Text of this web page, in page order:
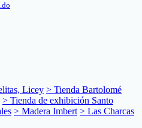
Licey > Tienda Bartolomé
> Tienda de exhibición Santo
> Madera Imbert > Las Charcas